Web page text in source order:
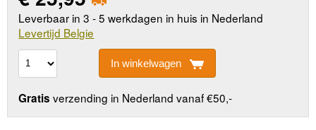
Leverbaar in 3 - 5 werkdagen in huis in Nederland
Levertijd Belgie
In winkelwagen
Gratis verzending in Nederland vanaf €50,-